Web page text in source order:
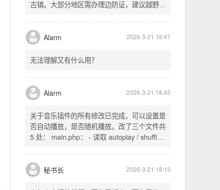
意 IP 进行 SSH 登录。畅用，值得纪念。
西藏日喀则有很多小众秘境：陈塘沟、吉隆
沟、定结湿地、佩枯措、曲登尼玛冰川、樟木
古镇。大部分地区需办理边防证，建议越野
经吉隆口岸前往加德满都，沿途风景绝美。
Alarm
无法理解又有什么用？
Alarm 2026-3-21 18:45
关于音乐插件的所有修改已完成，可以设置是
否自动播放，是否随机播放。改了三个文件共
5 处： main.php： - 读取 autoplay / shuffle